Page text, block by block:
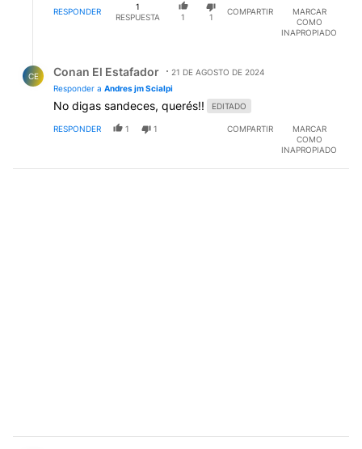
RESPONDER
1
RESPUESTA
1 1
COMPARTIR
MARCAR
COMO
INAPROPIADO
CE Conan El Estafador
21 DE AGOSTO DE 2024
Responder a Andres jm Scialpi
No digas sandeces, querés!! EDITADO
RESPONDER 1 1 COMPARTIR
MARCAR
COMO
INAPROPIADO